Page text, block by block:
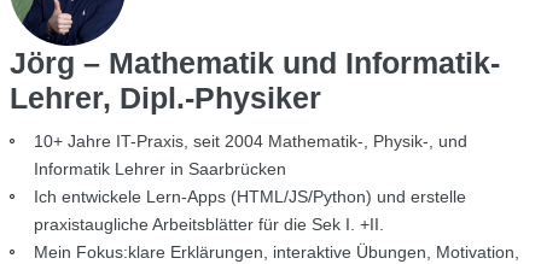
Jörg – Mathematik und Informatik-
Lehrer, Dipl.-Physiker
10+ Jahre IT-Praxis, seit 2004 Mathematik-, Physik-, und
Informatik Lehrer in Saarbrücken
Ich entwickele Lern-Apps (HTML/JS/Python) und erstelle
praxistaugliche Arbeitsblätter für die Sek I. +II.
Mein Fokus:klare Erklärungen, interaktive Übungen, Motivation,